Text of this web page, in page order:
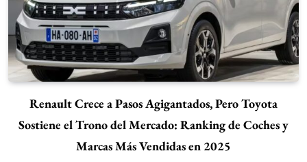
Renault Crece a Pasos Agigantados, Pero Toyota
Sostiene el Trono del Mercado: Ranking de Coches y
Marcas Más Vendidas en 2025